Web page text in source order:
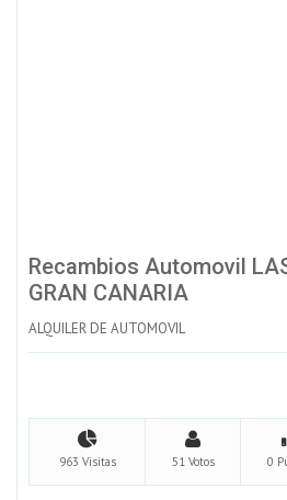
Recambios Automovil
GRAN CANARIA
ALQUILER DE AUTOMOVIL
963 Visitas 51 Votos 0